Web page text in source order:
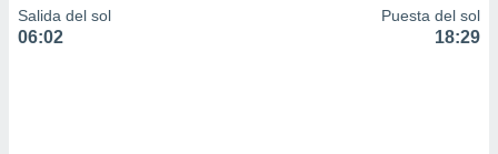
Salida del sol
06:02
Puesta del sol
18:29